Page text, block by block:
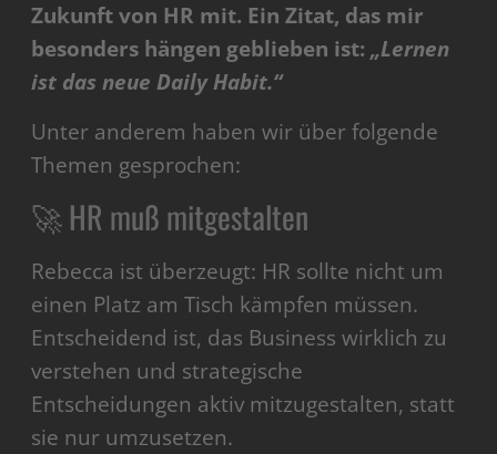
Zukunft von HR mit. Ein Zitat, das mir
besonders hängen geblieben ist:„Lernen
ist das neue Daily Habit.“
Unter anderem haben wir über folgende
Themen gesprochen:
🚀 HR muß mitgestalten
Rebecca ist überzeugt: HR sollte nicht um
einen Platz am Tisch kämpfen müssen.
Entscheidend ist, das Business wirklich zu
verstehen und strategische
Entscheidungen aktiv mitzugestalten, statt
sie nur umzusetzen.